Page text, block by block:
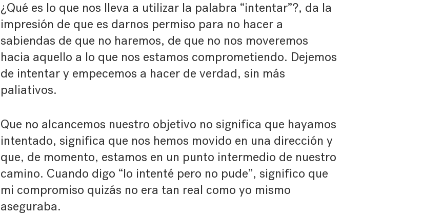
¿Qué es lo que nos lleva a utilizar la palabra “intentar”?, da la
impresión de que es darnos permiso para no hacer a
sabiendas de que no haremos, de que no nos moveremos
hacia aquello a lo que nos estamos comprometiendo. Dejemos
de intentar y empecemos a hacer de verdad, sin más
paliativos.
Que no alcancemos nuestro objetivo no significa que hayamos
intentado, significa que nos hemos movido en una dirección y
que, de momento, estamos en un punto intermedio de nuestro
camino. Cuando digo “lo intenté pero no pude”, significo que
mi compromiso quizás no era tan real como yo mismo
aseguraba.